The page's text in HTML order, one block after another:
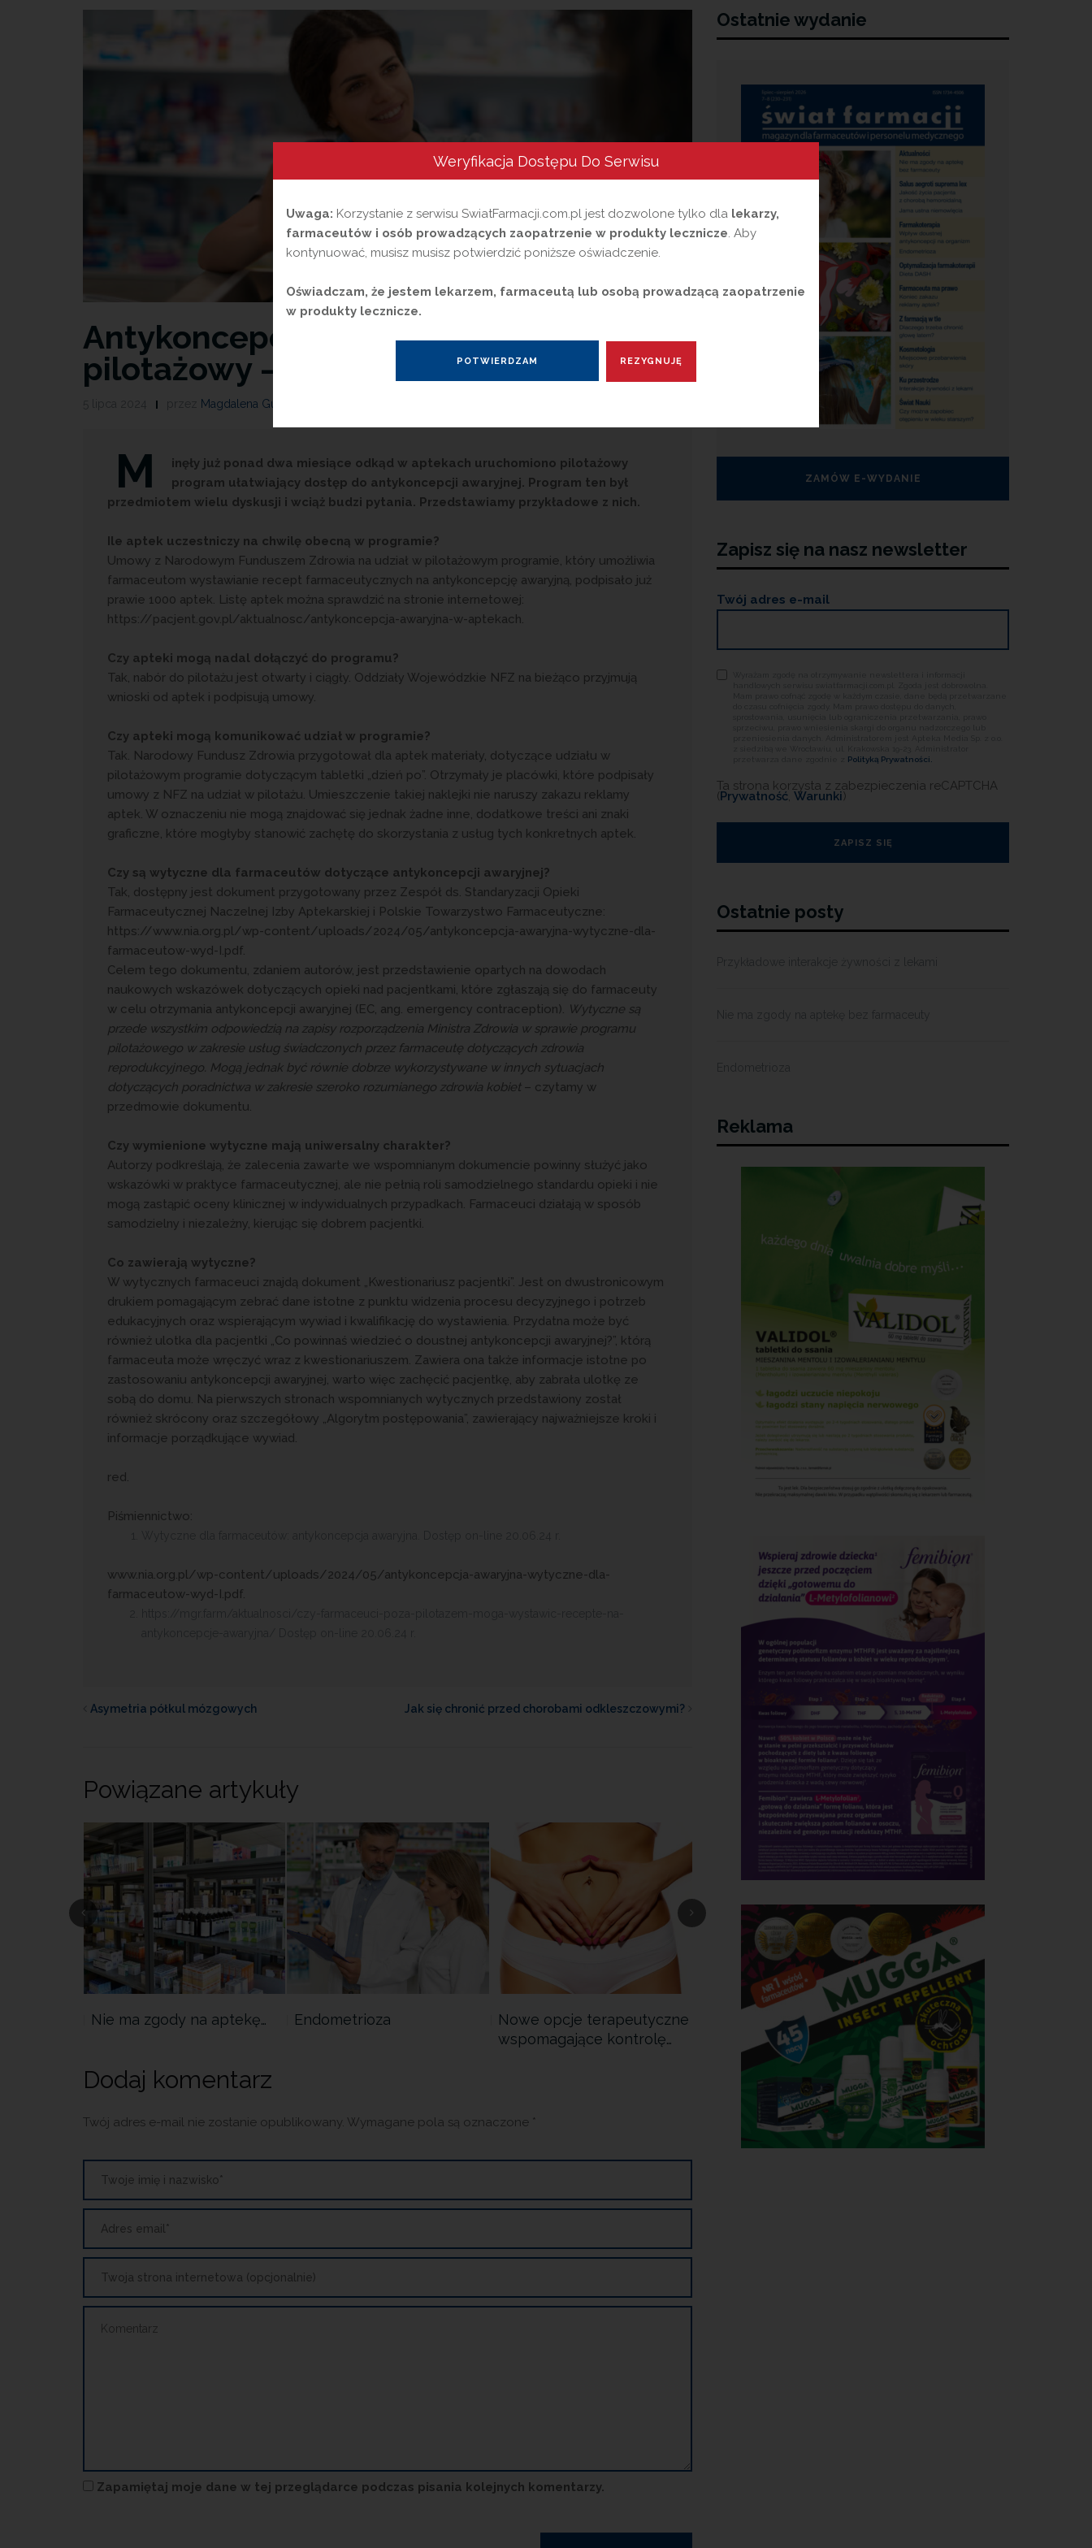
Antykoncepcja awaryjna i program
pilotażowy – jaki mamy status?
Magdalena Guźniczak
M
inęły już ponad dwa miesiące odkąd w aptekach uruchomiono pilotażowy
program ułatwiający dostęp do antykoncepcji awaryjnej. Program ten był
przedmiotem wielu dyskusji i wciąż budzi pytania. Przedstawiamy przykładowe z nich.
Ile aptek uczestniczy na chwilę obecną w programie?
Umowy z Narodowym Funduszem Zdrowia na udział w pilotażowym programie, który umożliwia
farmaceutom wystawianie recept farmaceutycznych na antykoncepcję awaryjną, podpisało już
prawie 1000 aptek. Listę aptek można sprawdzić na stronie internetowej:
https://pacjent.gov.pl/aktualnosc/antykoncepcja-awaryjna-w-aptekach.
Czy apteki mogą nadal dołączyć do programu?
Tak, nabór do pilotażu jest otwarty i ciągły. Oddziały Wojewódzkie NFZ na bieżąco przyjmują
wnioski od aptek i podpisują umowy.
Czy apteki mogą komunikować udział w programie?
Tak. Narodowy Fundusz Zdrowia przygotował dla aptek materiały, dotyczące udziału w
pilotażowym programie dotyczącym tabletki „dzień po”. Otrzymały je placówki, które podpisały
umowy z NFZ na udział w pilotażu. Umieszczenie takiej naklejki nie naruszy zakazu reklamy
aptek. W oznaczeniu nie mogą znajdować się jednak żadne inne, dodatkowe treści ani znaki
graficzne, które mogłyby stanowić zachętę do skorzystania z usług tych konkretnych aptek.
Czy są wytyczne dla farmaceutów dotyczące antykoncepcji awaryjnej?
Tak, dostępny jest dokument przygotowany przez Zespół ds. Standaryzacji Opieki
Farmaceutycznej Naczelnej Izby Aptekarskiej i Polskie Towarzystwo Farmaceutyczne:
https://www.nia.org.pl/wp-content/uploads/2024/05/antykoncepcja-awaryjna-wytyczne-dla-
farmaceutow-wyd-I.pdf.
Celem tego dokumentu, zdaniem autorów, jest przedstawienie opartych na dowodach
naukowych wskazówek dotyczących opieki nad pacjentkami, które zgłaszają się do farmaceuty
w celu otrzymania antykoncepcji awaryjnej (EC, ang. emergency contraception).
Wytyczne są
przede wszystkim odpowiedzią na zapisy rozporządzenia Ministra Zdrowia w sprawie programu
pilotażowego w zakresie usług świadczonych przez farmaceutę dotyczących zdrowia
reprodukcyjnego. Mogą jednak być równie dobrze wykorzystywane w innych sytuacjach
dotyczących poradnictwa w zakresie szeroko rozumianego zdrowia kobiet– czytamy w
przedmowie dokumentu.
Czy wymienione wytyczne mają uniwersalny charakter?
Autorzy podkreślają, że zalecenia zawarte we wspomnianym dokumencie powinny służyć jako
wskazówki w praktyce farmaceutycznej, ale nie pełnią roli samodzielnego standardu opieki i nie
mogą zastąpić oceny klinicznej w indywidualnych przypadkach. Farmaceuci działają w sposób
samodzielny i niezależny, kierując się dobrem pacjentki.
Co zawierają wytyczne?
W wytycznych farmaceuci znajdą dokument „Kwestionariusz pacjentki”. Jest on dwustronicowym
drukiem pomagającym zebrać dane istotne z punktu widzenia procesu decyzyjnego i potrzeb
edukacyjnych oraz wspierającym wywiad i kwalifikację do wystawienia. Przydatna może być
również ulotka dla pacjentki „Co powinnaś wiedzieć o doustnej antykoncepcji awaryjnej?”, którą
farmaceuta może wręczyć wraz z kwestionariuszem. Zawiera ona także informacje istotne po
zastosowaniu antykoncepcji awaryjnej, warto więc zachęcić pacjentkę, aby zabrała ulotkę ze
sobą do domu. Na pierwszych stronach wspomnianych wytycznych przedstawiony został
również skrócony oraz szczegółowy „Algorytm postępowania”, zawierający najważniejsze kroki i
informacje porządkujące wywiad.
red.
Piśmiennictwo:
www.nia.org.pl/wp-content/uploads/2024/05/antykoncepcja-awaryjna-wytyczne-dla-
farmaceutow-wyd-I.pdf.
Asymetria półkul mózgowych Jak się chronić przed chorobami odkleszczowymi?
Powiązane artykuły
Nie ma zgody na aptekę… Endometrioza
Nowe opcje terapeutyczne
wspomagające kontrolę…
Przyswajalność żelaza w
zależności od…
Zęby przyszłej mamy
Dodaj komentarz
Twój adres e-mail nie zostanie opublikowany. Wymagane pola są oznaczone *
Zapamiętaj moje dane w tej przeglądarce podczas pisania kolejnych komentarzy.
Ostatnie wydanie
ZAMÓW E-WYDANIE
Zapisz się na nasz newsletter
Twój adres e-mail
Polityką Prywatności.
Ta strona korzysta z zabezpieczenia reCAPTCHA
(Prywatność, Warunki)
Ostatnie posty
Reklama
Weryfikacja Dostępu Do Serwisu
Uwaga: Korzystanie z serwisu SwiatFarmacji.com.pl jest dozwolone tylko dla lekarzy,
farmaceutów i osób prowadzących zaopatrzenie w produkty lecznicze. Aby
kontynuować, musisz musisz potwierdzić poniższe oświadczenie.
Oświadczam, że jestem lekarzem, farmaceutą lub osobą prowadzącą zaopatrzenie
w produkty lecznicze.